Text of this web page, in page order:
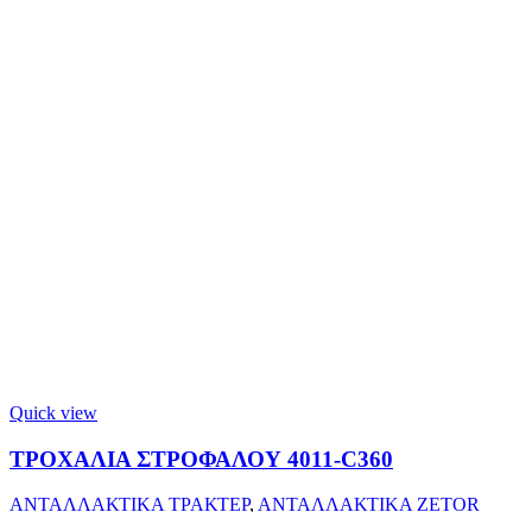
Quick view
ΤΡΟΧΑΛΙΑ ΣΤΡΟΦΑΛΟΥ 4011-C360
ΑΝΤΑΛΛΑΚΤΙΚΑ ΤΡΑΚΤΕΡ, ΑΝΤΑΛΛΑΚΤΙΚΑ ZETOR